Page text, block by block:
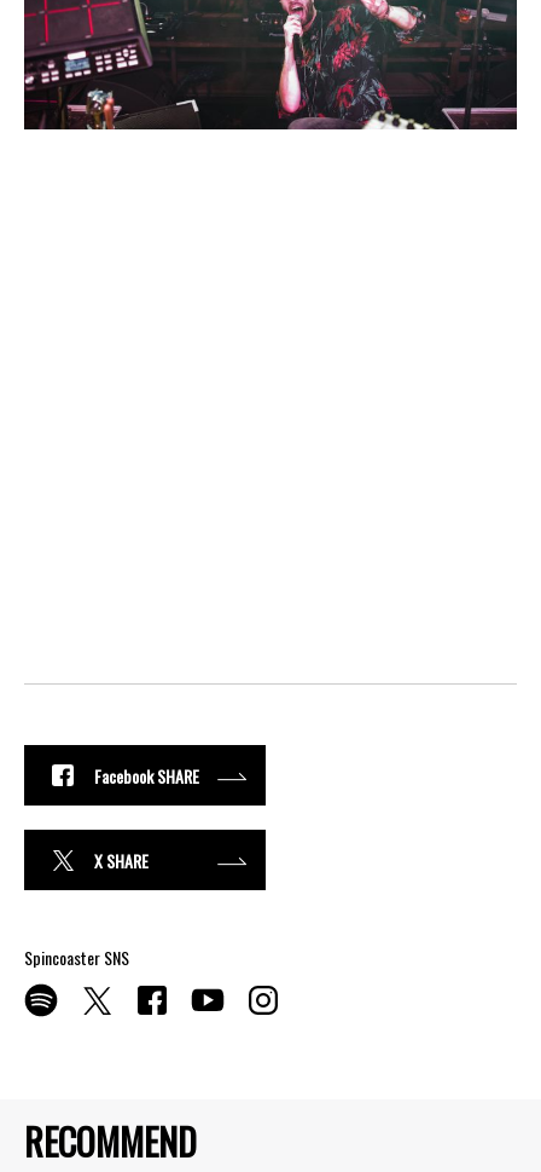
RECOMMEND
Facebook SHARE
X SHARE
Spincoaster SNS